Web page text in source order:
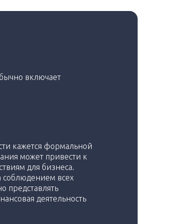
включает
кажется формальной
может привести к
для бизнеса.
соблюдением всех
представлять
деятельность